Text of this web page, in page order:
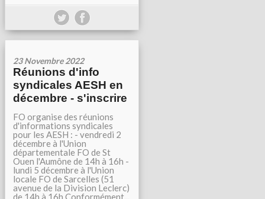
23 Novembre 2022
Réunions d'info
syndicales AESH en
décembre - s'inscrire
FO organise des réunions
d'informations syndicales
pour les AESH : - vendredi 2
décembre à l'Union
départementale FO de St
Ouen l'Aumône de 14h à 16h -
lundi 5 décembre à l'Union
locale FO de Sarcelles (51
avenue de la Division Leclerc)
de 14h à 16h Conformément...